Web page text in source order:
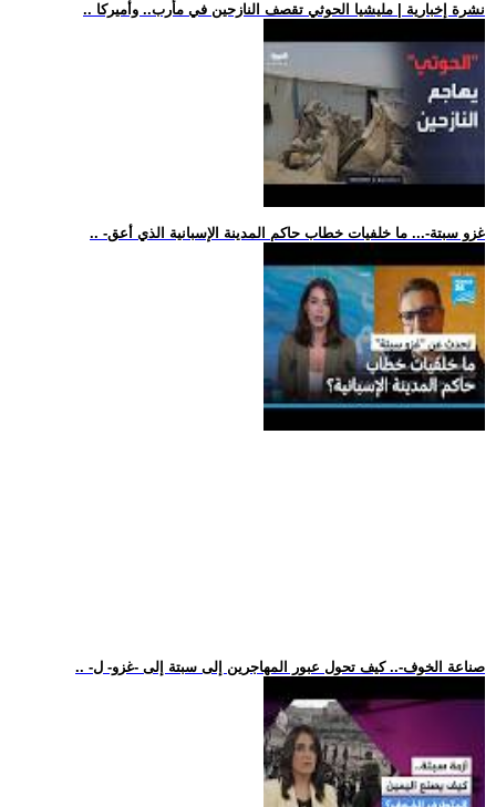
.. نشرة إخبارية | مليشيا الحوثي تقصف النازحين في مأرب.. وأميركا
.. -غزو سبتة-... ما خلفيات خطاب حاكم المدينة الإسبانية الذي أعق
.. -صناعة الخوف-.. كيف تحول عبور المهاجرين إلى سبتة إلى -غزو- ل